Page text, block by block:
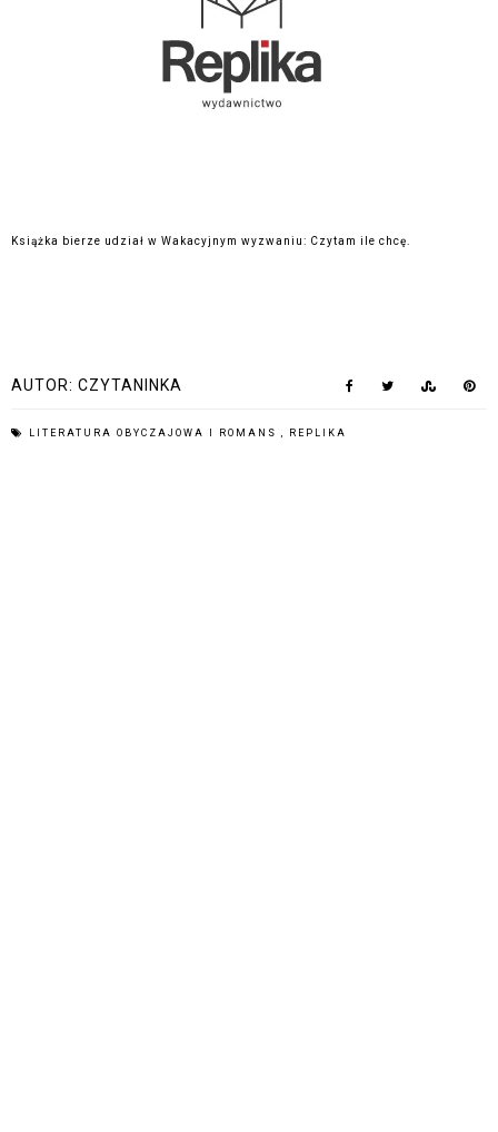
Książka bierze udział w Wakacyjnym wyzwaniu: Czytam ile chcę.
AUTOR: CZYTANINKA
LITERATURA OBYCZAJOWA I ROMANS REPLIKA